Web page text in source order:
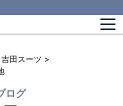
吉田スーツ >
ログ